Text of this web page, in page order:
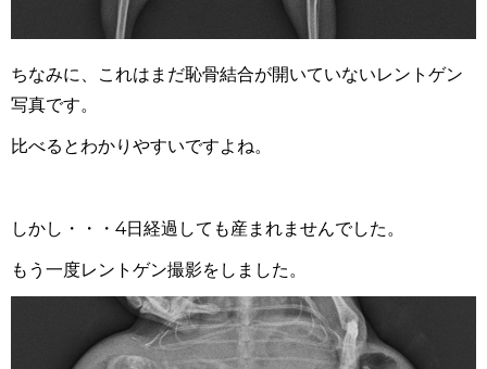
ちなみに、これはまだ恥骨結合が開いていないレントゲン
写真です。
比べるとわかりやすいですよね。
しかし・・・ 4日経過しても産まれませんでした。
もう一度レントゲン撮影をしました。